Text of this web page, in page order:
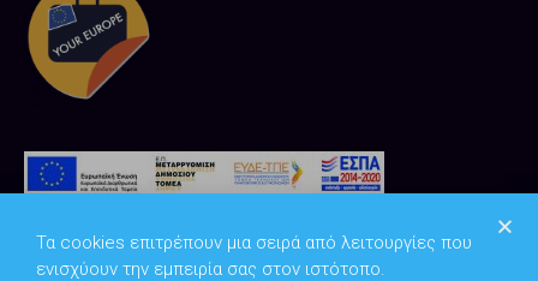
Τα cookies επιτρέπουν μια σειρά από λειτουργίες που
ενισχύουν την εμπειρία σας στον ιστότοπο.